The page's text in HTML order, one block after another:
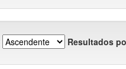
Resultados